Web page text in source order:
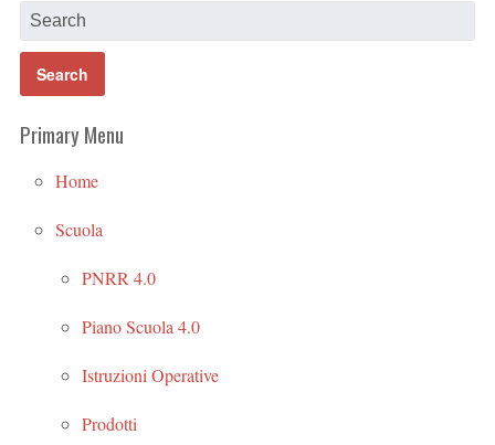
Primary Menu
Home
Scuola
PNRR 4.0
Piano Scuola 4.0
Istruzioni Operative
Prodotti